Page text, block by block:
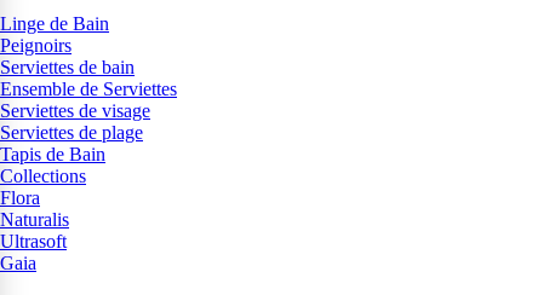
Linge de Bain
Peignoirs
Serviettes de bain
Ensemble de Serviettes
Serviettes de visage
Serviettes de plage
Tapis de Bain
Collections
Flora
Naturalis
Ultrasoft
Gaia